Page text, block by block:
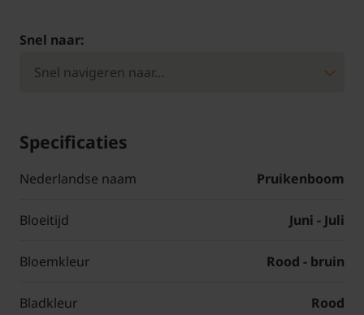
Snel naar:
Specificaties
Nederlandse naam Pruikenboom
Bloeitijd Juni - Juli
Bloemkleur Rood - bruin
Bladkleur Rood